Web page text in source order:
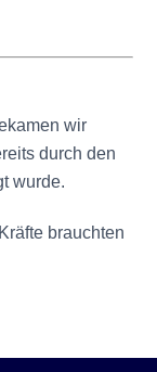
wir
durch den
wurde.
brauchten